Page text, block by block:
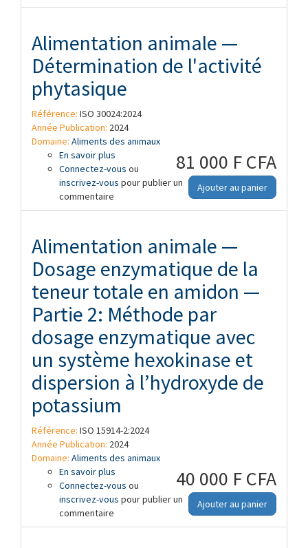
Alimentation animale —
Détermination de l'activité
phytasique
Référence: ISO 30024:2024
Année Publication: 2024
Domaine: Aliments des animaux
81 000 F CFA
Ajouter au panier
En savoir plus à propos de Alimentation animale —
Détermination de l'activité phytasique
Connectez-vous ou
inscrivez-vous pour publier un
commentaire
Alimentation animale —
Dosage enzymatique de la
teneur totale en amidon —
Partie 2: Méthode par
dosage enzymatique avec
un système hexokinase et
dispersion à l’hydroxyde de
potassium
Référence: ISO 15914-2:2024
Année Publication: 2024
Domaine: Aliments des animaux
40 000 F CFA
Ajouter au panier
En savoir plus à propos de Alimentation animale —
Dosage enzymatique de la teneur totale
en amidon — Partie 2: Méthode par
dosage enzymatique avec un système
hexokinase et dispersion à l’hydroxyde
Connectez-vous ou
inscrivez-vous pour publier un
commentaire